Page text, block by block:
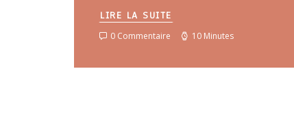
LIRE LA SUITE
0 Commentaire 10 Minutes